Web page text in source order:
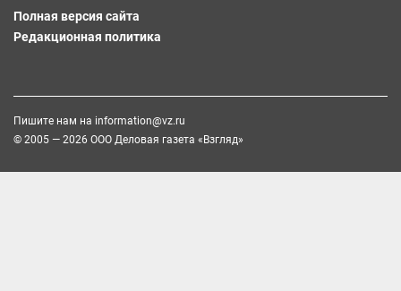
Полная версия сайта
Редакционная политика
Пишите нам на information@vz.ru
© 2005 — 2026 ООО Деловая газета «Взгляд»